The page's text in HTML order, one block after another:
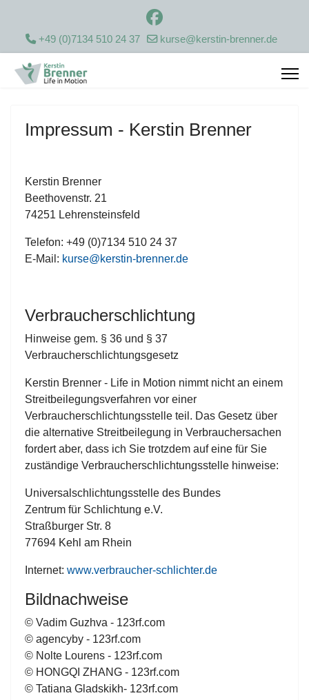
+49 (0)7134 510 24 37 kurse@kerstin-brenner.de
Impressum - Kerstin Brenner
Kerstin Brenner
Beethovenstr. 21
74251 Lehrensteinsfeld
Telefon: +49 (0)7134 510 24 37
E-Mail: kurse@kerstin-brenner.de
Verbraucherschlichtung
Hinweise gem. § 36 und § 37
Verbraucherschlichtungsgesetz
Kerstin Brenner - Life in Motion nimmt nicht an einem
Streitbeilegungsverfahren vor einer
Verbraucherschlichtungsstelle teil. Das Gesetz über
die alternative Streitbeilegung in Verbrauchersachen
fordert aber, dass ich Sie trotzdem auf eine für Sie
zuständige Verbraucherschlichtungsstelle hinweise:
Universalschlichtungsstelle des Bundes
Zentrum für Schlichtung e.V.
Straßburger Str. 8
77694 Kehl am Rhein
Internet: www.verbraucher-schlichter.de
Bildnachweise
© Vadim Guzhva - 123rf.com
© agencyby - 123rf.com
© Nolte Lourens - 123rf.com
© HONGQI ZHANG - 123rf.com
© Tatiana Gladskikh- 123rf.com